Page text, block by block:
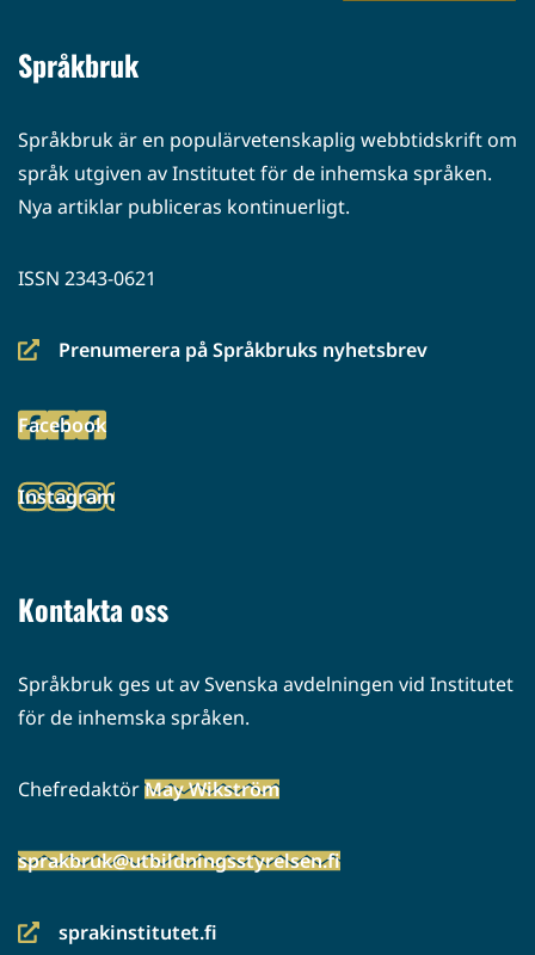
Språkbruk
Språkbruk är en populärvetenskaplig webbtidskrift om
språk utgiven av Institutet för de inhemska språken.
Nya artiklar publiceras kontinuerligt.
ISSN 2343-0621
Prenumerera på Språkbruks nyhetsbrev
(siirryt
palveluun)
Facebook
(siirryt
palveluun)
Instagram
(siirryt
Kontakta oss
Språkbruk ges ut av Svenska avdelningen vid Institutet
för de inhemska språken.
ChefredaktörMay Wikström
sprakbruk@utbildningsstyrelsen.fi
sprakinstitutet.fi
(siirryt